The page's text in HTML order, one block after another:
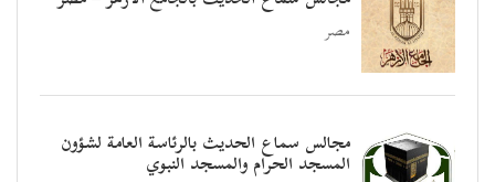
مصر
مجالس سماع الحديث بالرئاسة العامة لشؤون
المسجد الحرام والمسجد النبوي